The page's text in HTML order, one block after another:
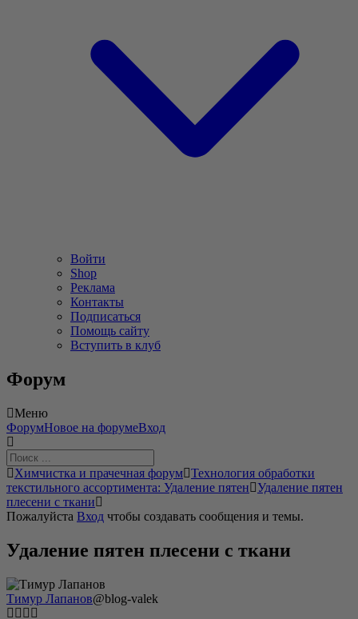
Войти
Shop
Реклама
Контакты
Подписаться
Помощь сайту
Вступить в клуб
Форум
Меню
Навигация
Форума
ФорумНовое на форумеВход
Форум
breadcrumbs
-
Вы
Химчистка и прачечная форум Технология обработки
текстильного ассортимента: Удаление пятен
Удаление пятен
плесени с ткани
Пожалуйста Вход чтобы создавать сообщения и темы.
Удаление пятен плесени с ткани
Тимур Лапанов@blog-valek